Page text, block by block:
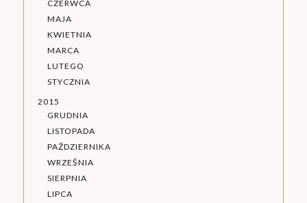
CZERWCA
MAJA
KWIETNIA
MARCA
LUTEGO
STYCZNIA
2015
GRUDNIA
LISTOPADA
PAŹDZIERNIKA
WRZEŚNIA
SIERPNIA
LIPCA